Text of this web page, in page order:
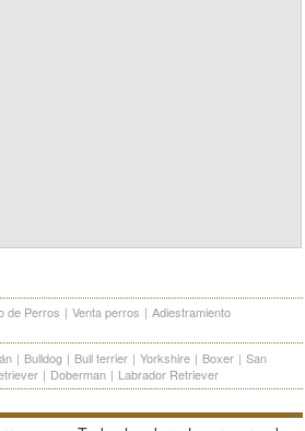
de Perros | Venta perros | Adiestramiento
| Bulldog | Bull terrier | Yorkshire | Boxer | San
| Doberman | Labrador Retriever